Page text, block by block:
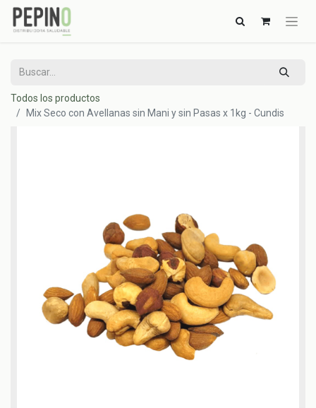
Todos los productos
Mix Seco con Avellanas sin Mani y sin Pasas x 1kg - Cundis